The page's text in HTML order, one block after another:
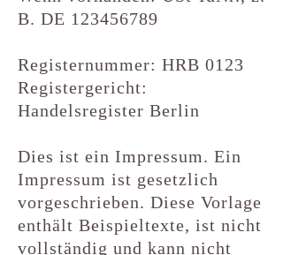
B. DE 123456789
Registernummer: HRB 0123
Registergericht:
Handelsregister Berlin
Dies ist ein Impressum. Ein
Impressum ist gesetzlich
vorgeschrieben. Diese Vorlage
enthält Beispieltexte, ist nicht
vollständig und kann nicht